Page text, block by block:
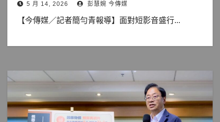
5 月 14, 2026 彭慧婉 今傳媒
【今傳媒／記者簡勻青報導】面對短影音盛行...